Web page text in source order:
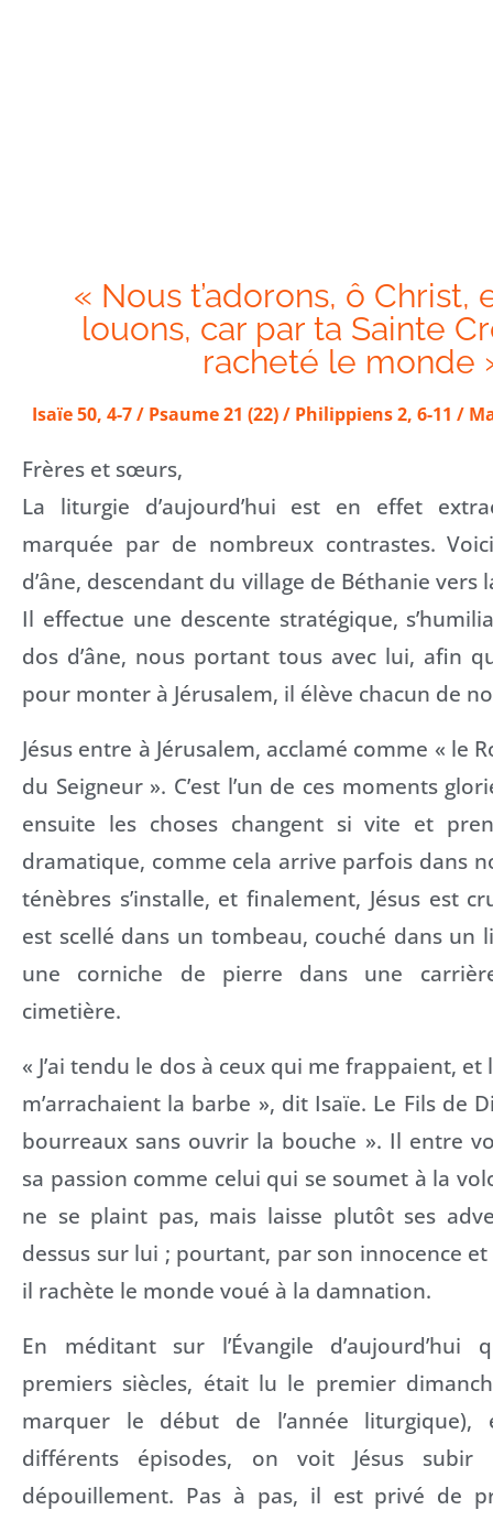
« Nous t’adorons, ô Christ,
louons, car par ta Sainte
racheté le monde
Isaïe 50, 4-7 / Psaume 21 (22) / Philippiens 2, 6-11 /
Frères et sœurs,
La liturgie d’aujourd’hui est en effet
marquée par de nombreux contrastes.
d’âne, descendant du village de Béthanie vers
Il effectue une descente stratégique,
dos d’âne, nous portant tous avec lui, afin
pour monter à Jérusalem, il élève chacun de
Jésus entre à Jérusalem, acclamé comme « le
du Seigneur ». C’est l’un de ces moments
ensuite les choses changent si vite et
dramatique, comme cela arrive parfois dans
ténèbres s’installe, et finalement, Jésus est
est scellé dans un tombeau, couché dans un
une corniche de pierre dans une
cimetière.
« J’ai tendu le dos à ceux qui me frappaient,
m’arrachaient la barbe », dit Isaïe. Le Fils de
bourreaux sans ouvrir la bouche ». Il entre
sa passion comme celui qui se soumet à la
ne se plaint pas, mais laisse plutôt ses
dessus sur lui ; pourtant, par son innocence
il rachète le monde voué à la damnation.
En méditant sur l’Évangile
premiers siècles, était lu le premier
marquer le début de l’année
différents épisodes, on voit Jésus subir
dépouillement. Pas à pas, il est privé de